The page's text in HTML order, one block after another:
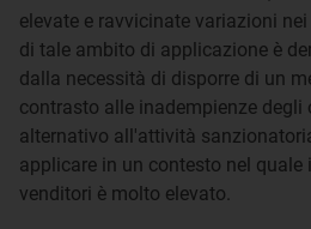
elevate e ravvicinate variazioni
di tale ambito di applicazione è
dalla necessità di disporre di un
contrasto alle inadempienze degli
alternativo all'attività
applicare in un contesto nel quale
venditori è molto elevato.